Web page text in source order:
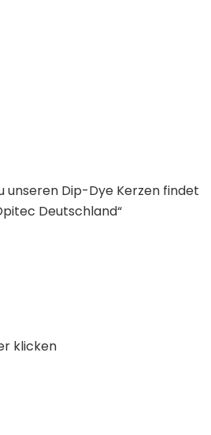
unseren Dip-Dye Kerzen findet
Deutschland“
klicken